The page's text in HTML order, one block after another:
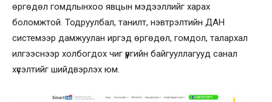
өргөдөл гомдлынхоо явцын мэдээллийг харах
боломжтой. Тодруулбал, танилт, нэвтрэлтийн ДАН
системээр дамжуулан иргэд өргөдөл, гомдол, талархал
илгээснээр холбогдох чиг үүргийн байгууллагууд санал
хүсэлтийг шийдвэрлэх юм.